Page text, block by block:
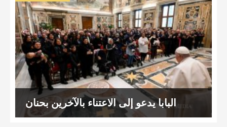
البابا يدعو إلى الاعتناء بالآخرين بحنان